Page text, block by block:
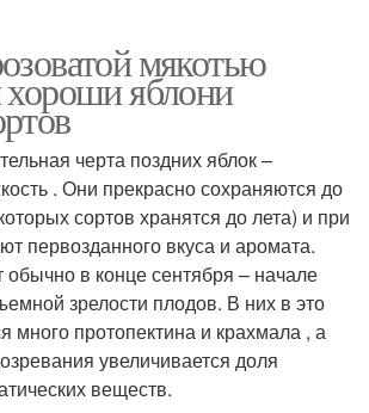
мякотью
яблони
черта поздних яблок –
. Они прекрасно сохраняются до
сортов хранятся до лета) и при
первозданного вкуса и аромата.
в конце сентября – начале
зрелости плодов. В них в это
много протопектина и крахмала , а
увеличивается доля
веществ.